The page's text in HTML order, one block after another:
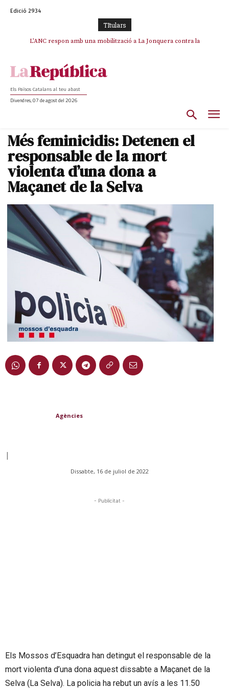
Edició 2934
TItulars
L’ANC respon amb una mobilització a La Jonquera contra la
SOS Costa Brava es planta contra la “nefasta” prolongació de la C-32 i
Els Països Catalans al teu abast
Divendres, 07 de agost del 2026
Més feminicidis: Detenen el
responsable de la mort
violenta d’una dona a
Maçanet de la Selva
Agències
|
Dissabte, 16 de juliol de 2022
- Publicitat -
Els Mossos d’Esquadra han detingut el responsable de la
mort violenta d’una dona aquest dissabte a Maçanet de la
Selva (La Selva). La policia ha rebut un avís a les 11.50